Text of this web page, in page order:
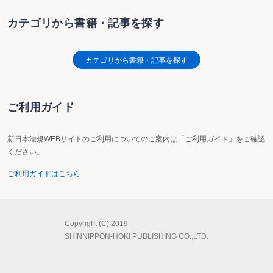
カテゴリから書籍・記事を探す
カテゴリから書籍・記事を探す
ご利用ガイド
新日本法規WEBサイトのご利用についてのご案内は「ご利用ガイド」をご確認
ください。
ご利用ガイドはこちら
Copyright (C) 2019
SHINNIPPON-HOKI PUBLISHING CO.,LTD.